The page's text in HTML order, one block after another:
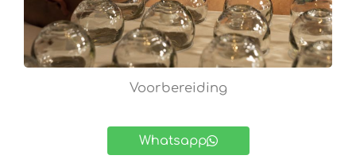
Voorbereiding
Whatsapp